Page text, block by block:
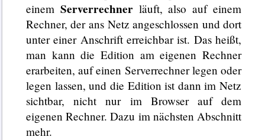
einem Serverrechnerläuft, also auf einem
Rechner, der ans Netz angeschlossen und dort
unter einer Anschrift erreichbar ist. Das heißt,
man kann die Edition am eigenen Rechner
erarbeiten, auf einen Serverrechner legen oder
legen lassen, und die Edition ist dann im Netz
sichtbar, nicht nur im Browser auf dem
eigenen Rechner. Dazu im nächsten Abschnitt
mehr.